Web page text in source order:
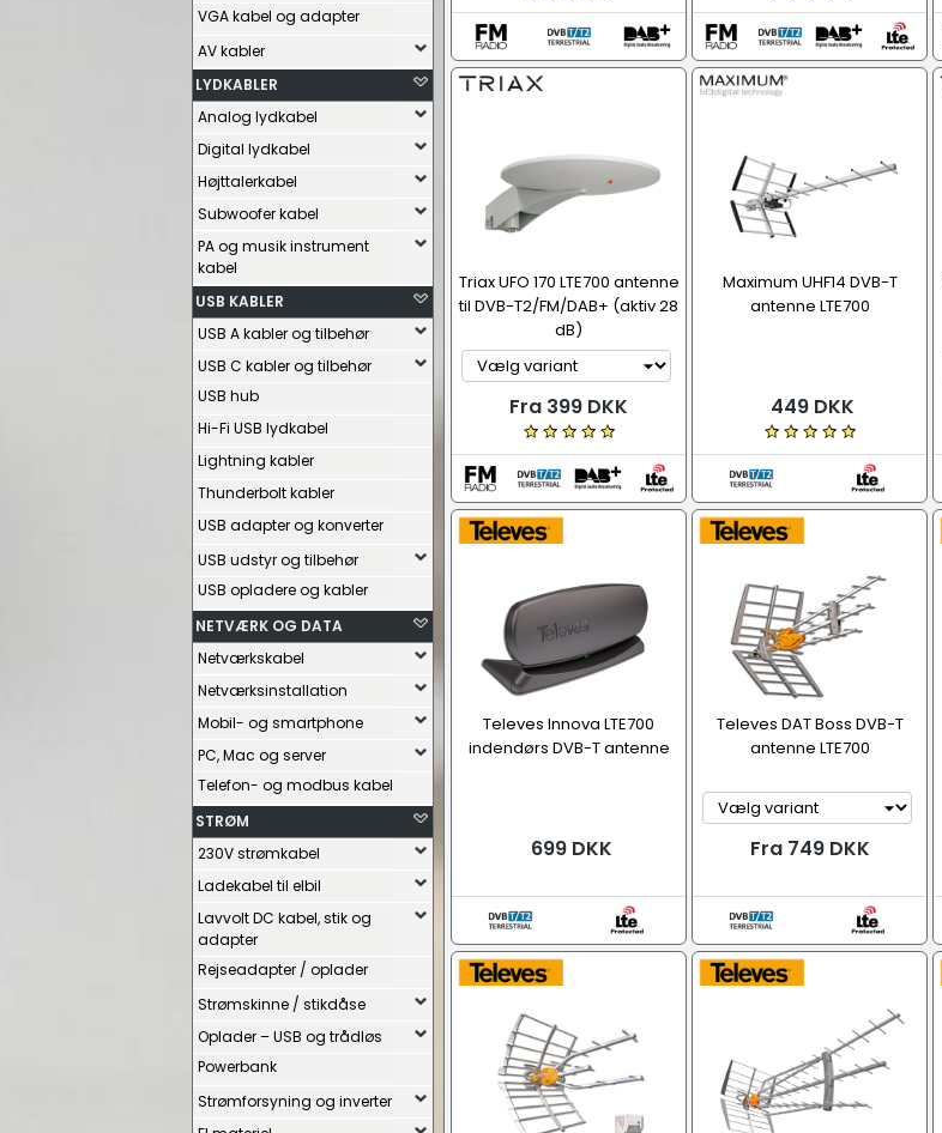
VGA kabel og adapter
AV kabler
LYDKABLER
Analog lydkabel
Digital lydkabel
Højttalerkabel
Subwoofer kabel
PA og musik instrument
kabel
USB KABLER
USB A kabler og tilbehør
USB C kabler og tilbehør
USB hub
Hi-Fi USB lydkabel
Lightning kabler
Thunderbolt kabler
USB adapter og konverter
USB udstyr og tilbehør
USB opladere og kabler
NETVÆRK OG DATA
Netværkskabel
Netværksinstallation
Mobil- og smartphone
PC, Mac og server
Telefon- og modbus kabel
STRØM
230V strømkabel
Ladekabel til elbil
Lavvolt DC kabel, stik og
adapter
Rejseadapter / oplader
Strømskinne / stikdåse
Oplader – USB og trådløs
Powerbank
Strømforsyning og inverter
Triax UFO 170 LTE700 antenne
til DVB-T2/FM/DAB+ (aktiv 28
dB)
Fra 399 DKK
Maximum UHF14 DVB-T
antenne LTE700
449 DKK
Televes Innova LTE700
indendørs DVB-T antenne
699 DKK
Televes DAT Boss DVB-T
antenne LTE700
Fra 749 DKK